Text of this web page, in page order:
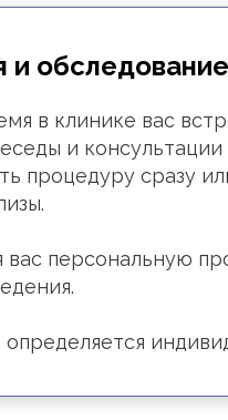
и обследование
в клинике вас
и
процедуру сразу
вас персональную